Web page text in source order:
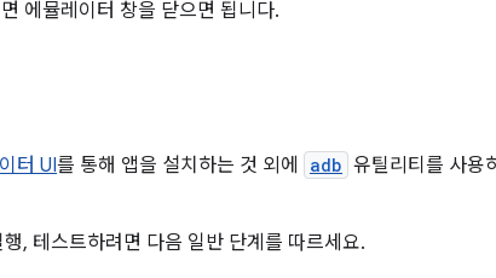
에뮬레이터 창을 닫으면 됩니다.
터 UI를 통해 앱을 설치하는 것 외에 adb 유틸리티를 사용
, 테스트하려면 다음 일반 단계를 따르세요.